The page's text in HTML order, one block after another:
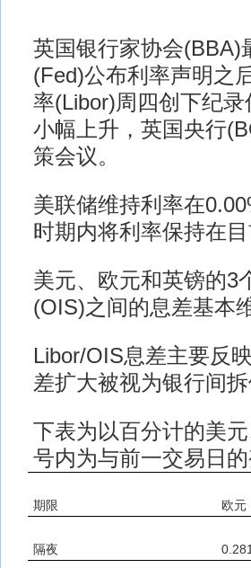
英国银行家协会(BBA)
(Fed)公布利率声明之
率(Libor)周四创下纪
小幅上升，英国央行
策会议。
美联储维持利率在
时期内将利率保持在目
美元、欧元和英镑的3
(OIS)之间的息差基本
Libor/OIS息差主要反
差扩大被视为银行间拆
下表为以百分计的美
号内为与前一交易日的
期限 欧元
隔夜